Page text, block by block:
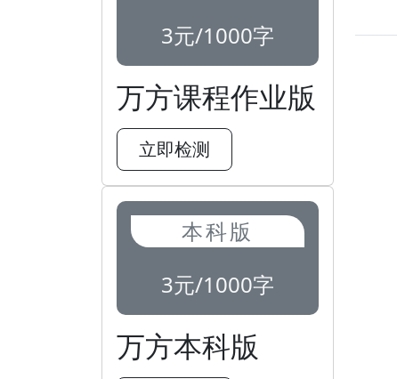
3元/1000字
万方课程作业版
立即检测
本科版
3元/1000字
万方本科版